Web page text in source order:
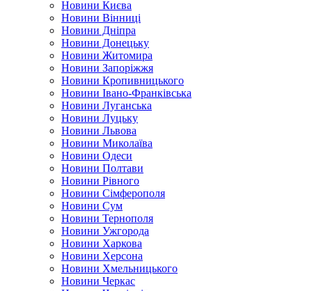
Новини Києва
Новини Вінниці
Новини Дніпра
Новини Донецьку
Новини Житомира
Новини Запоріжжя
Новини Кропивницького
Новини Івано-Франківська
Новини Луганська
Новини Луцьку
Новини Львова
Новини Миколаїва
Новини Одеси
Новини Полтави
Новини Рівного
Новини Сімферополя
Новини Сум
Новини Тернополя
Новини Ужгорода
Новини Харкова
Новини Херсона
Новини Хмельницького
Новини Черкас